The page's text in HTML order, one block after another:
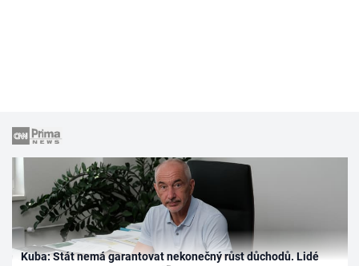
Kuba: Stát nemá garantovat nekonečný růst důchodů. Lidé